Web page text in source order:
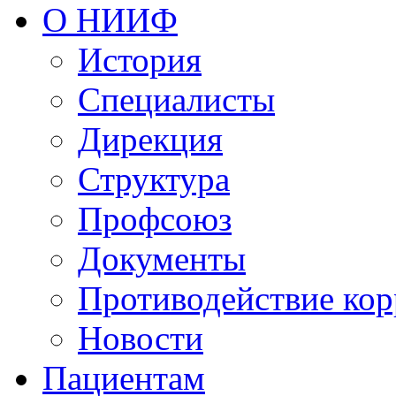
О НИИФ
История
Специалисты
Дирекция
Структура
Профсоюз
Документы
Противодействие
Новости
Пациентам